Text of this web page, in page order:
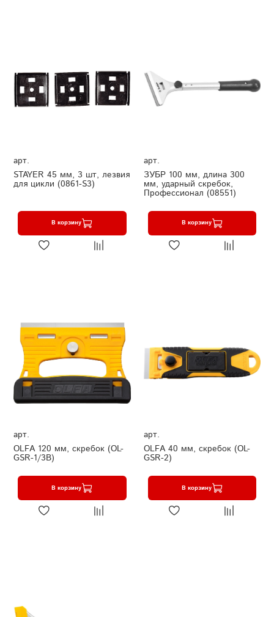
арт.
STAYER 45 мм, 3 шт, лезвия
для цикли (0861-S3)
В корзину
арт.
ЗУБР 100 мм, длина 300
мм, ударный скребок,
Профессионал (08551)
В корзину
арт.
OLFA 120 мм, скребок (OL-
GSR-1/3B)
В корзину
арт.
OLFA 40 мм, скребок (OL-
GSR-2)
В корзину